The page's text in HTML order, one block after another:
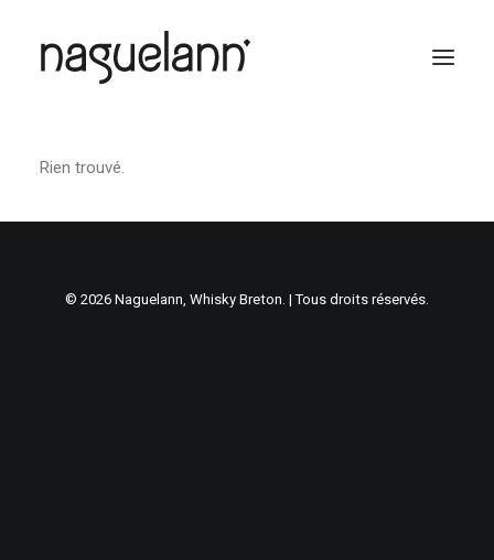
Rien trouvé.
© 2026 Naguelann, Whisky Breton. | Tous droits réservés.